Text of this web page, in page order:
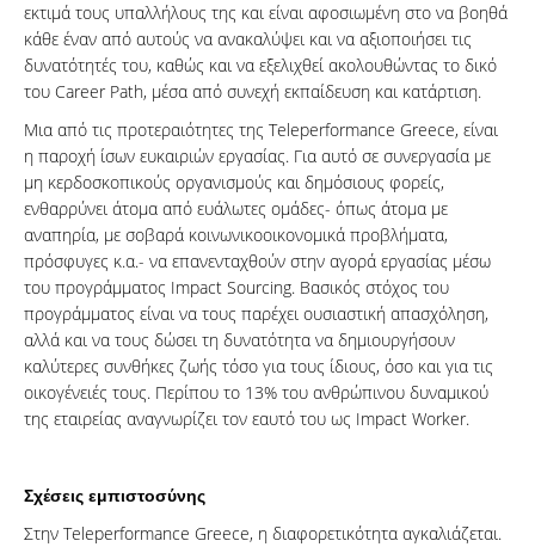
εκτιμά τους υπαλλήλους της και είναι αφοσιωμένη στο να βοηθά
κάθε έναν από αυτούς να ανακαλύψει και να αξιοποιήσει τις
δυνατότητές του, καθώς και να εξελιχθεί ακολουθώντας το δικό
του Career Path, μέσα από συνεχή εκπαίδευση και κατάρτιση.
Μια από τις προτεραιότητες της Teleperformance Greece, είναι
η παροχή ίσων ευκαιριών εργασίας. Για αυτό σε συνεργασία με
μη κερδοσκοπικούς οργανισμούς και δημόσιους φορείς,
ενθαρρύνει άτομα από ευάλωτες ομάδες- όπως άτομα με
αναπηρία, με σοβαρά κοινωνικοοικονομικά προβλήματα,
πρόσφυγες κ.α.- να επανενταχθούν στην αγορά εργασίας μέσω
του προγράμματος Impact Sourcing. Βασικός στόχος του
προγράμματος είναι να τους παρέχει ουσιαστική απασχόληση,
αλλά και να τους δώσει τη δυνατότητα να δημιουργήσουν
καλύτερες συνθήκες ζωής τόσο για τους ίδιους, όσο και για τις
οικογένειές τους. Περίπου το 13% του ανθρώπινου δυναμικού
της εταιρείας αναγνωρίζει τον εαυτό του ως Impact Worker.
Σχέσεις εμπιστοσύνης
Στην Teleperformance Greece, η διαφορετικότητα αγκαλιάζεται.